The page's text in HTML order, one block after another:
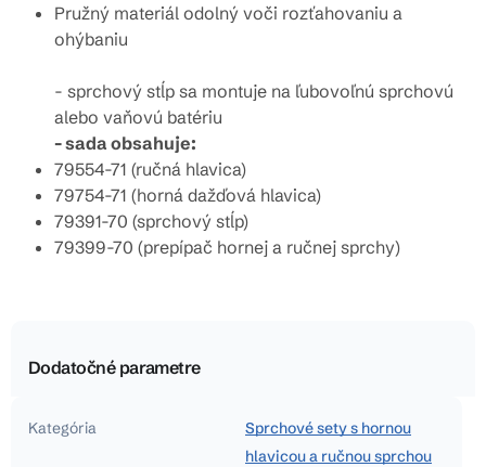
Pružný materiál odolný voči rozťahovaniu a
ohýbaniu
- sprchový stĺp sa montuje na ľubovoľnú sprchovú
alebo vaňovú batériu
- sada obsahuje:
79554-71 (ručná hlavica)
79754-71 (horná dažďová hlavica)
79391-70 (sprchový stĺp)
79399-70 (prepípač hornej a ručnej sprchy)
Dodatočné parametre
Kategória
Sprchové sety s hornou
hlavicou a ručnou sprchou